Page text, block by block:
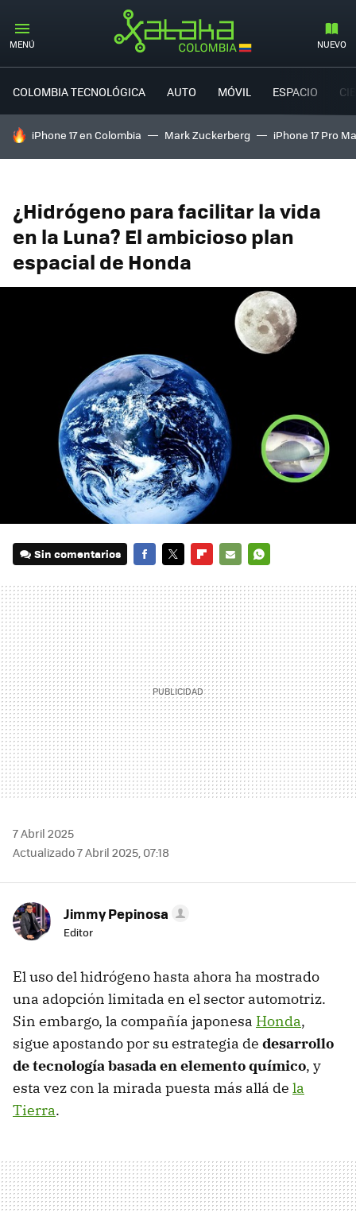
MENÚ NUEVO
COLOMBIA TECNOLÓGICA AUTO MÓVIL ESPACIO
HOY SE HABLA DE
iPhone 17 en Colombia Mark Zuckerberg iPhone 17 Pro
¿Hidrógeno para facilitar la vida
en la Luna? El ambicioso plan
espacial de Honda
Sin comentarios
MAIL
7 Abril 2025
Actualizado 7 Abril 2025, 07:18
Jimmy Pepinosa
Editor
El uso del hidrógeno hasta ahora ha mostrado
una adopción limitada en el sector automotriz.
Sin embargo, la compañía japonesa Honda,
sigue apostando por su estrategia de desarrollo
de tecnología basada en elemento químico, y
esta vez con la mirada puesta más allá de la
Tierra.